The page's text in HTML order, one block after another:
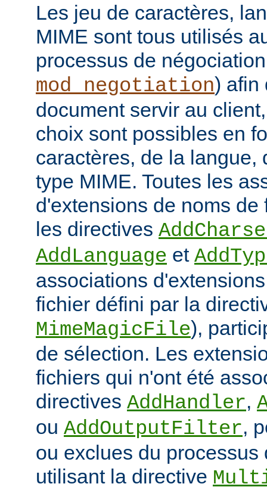
Les jeu de caractères,
MIME sont tous utilisés
processus de
mod_negotiation) afin
document servir au
choix sont possibles en
caractères, de la langue,
type MIME. Toutes les
d'extensions de noms
les directives
AddLanguage et
associations
fichier défini par la
MimeMagicFile),
de sélection. Les
fichiers qui n'ont été
directives AddHandler,
ou AddOutputFilter,
ou exclues du processus
utilisant la directive